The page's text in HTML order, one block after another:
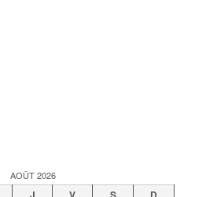
AOÛT 2026